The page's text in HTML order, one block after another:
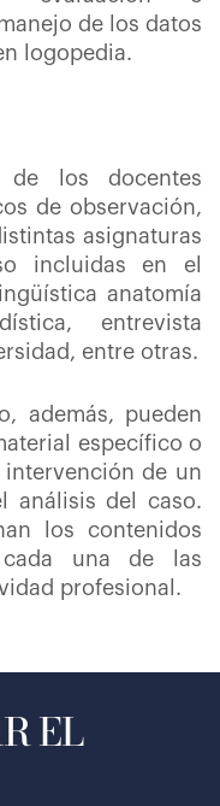
de los datos
logopedia.
los docentes
de observación,
asignaturas
incluidas en el
anatomía
entrevista
entre otras.
además, pueden
específico o
de un
análisis del caso.
los contenidos
cada una de las
profesional.
EL